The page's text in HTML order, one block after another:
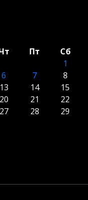
Пт
Сб
1
6 7
8
13 14
15
20 21
22
27 28
29